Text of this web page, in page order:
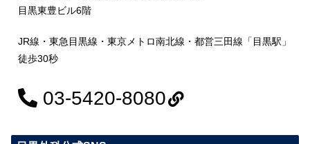
目黒東豊ビル6階
JR線・東急目黒線・東京メトロ南北線・都営三田線「目黒駅」
徒歩30秒
03-5420-8080